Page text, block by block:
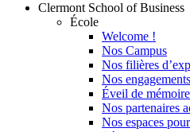
Clermont School of Business
École
Welcome !
Nos Campus
Nos filières
Nos engagements
Éveil de mémoire
Nos partenaires
Nos espaces